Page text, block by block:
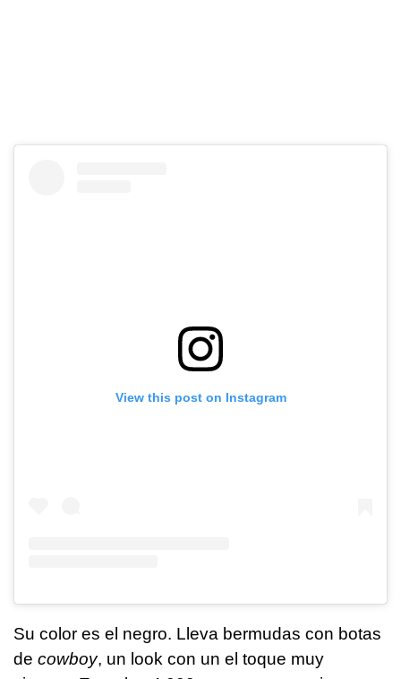
View this post on Instagram
Su color es el negro. Lleva bermudas con botas
de cowboy, un look con un el toque muy